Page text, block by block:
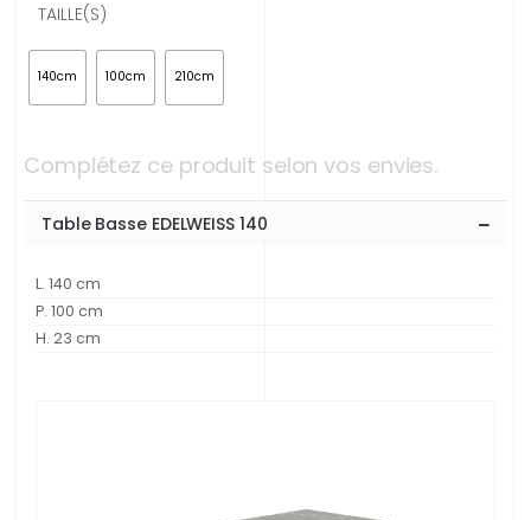
TAILLE(S)
140cm 100cm 210cm
Complétez ce produit selon vos envies.
Table Basse EDELWEISS 140
L. 140 cm
P. 100 cm
H. 23 cm